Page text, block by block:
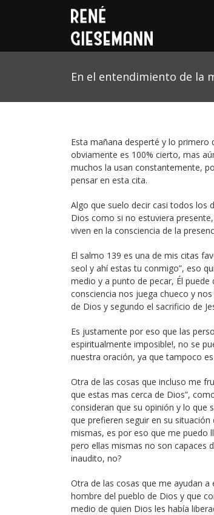
En el entendimiento de la
Esta mañana desperté y lo primero
obviamente es 100% cierto, mas
muchos la usan constantemente,
pensar en esta cita.
Algo que suelo decir casi todos los
Dios como si no estuviera
viven en la consciencia de la
El salmo 139 es una de mis citas
seol y ahí estas tu conmigo”, eso
medio y a punto de pecar, Él
consciencia nos juega chueco y
de Dios y segundo el sacrificio de
Es justamente por eso que las
espiritualmente imposible!, no se
nuestra oración, ya que tampoco
Otra de las cosas que incluso me
que estas mas cerca de Dios”,
consideran que su opinión y lo que
que prefieren seguir en su
mismas, es por eso que me puedo
pero ellas mismas no son capaces
inaudito, no?
Otra de las cosas que me ayudan
hombre del pueblo de Dios y que
medio de quien Dios les había